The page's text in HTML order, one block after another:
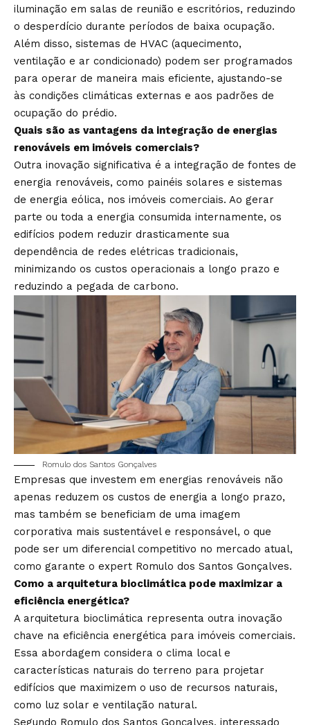
iluminação em salas de reunião e escritórios, reduzindo
o desperdício durante períodos de baixa ocupação.
Além disso, sistemas de HVAC (aquecimento,
ventilação e ar condicionado) podem ser programados
para operar de maneira mais eficiente, ajustando-se
às condições climáticas externas e aos padrões de
ocupação do prédio.
Quais são as vantagens da integração de energias
renováveis em imóveis comerciais?
Outra inovação significativa é a integração de fontes de
energia renováveis, como painéis solares e sistemas
de energia eólica, nos imóveis comerciais. Ao gerar
parte ou toda a energia consumida internamente, os
edifícios podem reduzir drasticamente sua
dependência de redes elétricas tradicionais,
minimizando os custos operacionais a longo prazo e
reduzindo a pegada de carbono.
Romulo dos Santos Gonçalves
Empresas que investem em energias renováveis não
apenas reduzem os custos de energia a longo prazo,
mas também se beneficiam de uma imagem
corporativa mais sustentável e responsável, o que
pode ser um diferencial competitivo no mercado atual,
como garante o expert Romulo dos Santos Gonçalves.
Como a arquitetura bioclimática pode maximizar a
eficiência energética?
A arquitetura bioclimática representa outra inovação
chave na eficiência energética para imóveis comerciais.
Essa abordagem considera o clima local e
características naturais do terreno para projetar
edifícios que maximizem o uso de recursos naturais,
como luz solar e ventilação natural.